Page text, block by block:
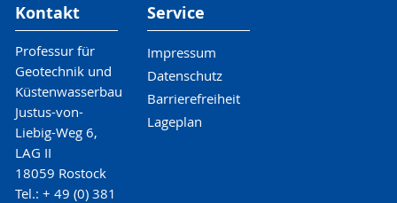
Kontakt
Professur für
Geotechnik und
Küstenwasserbau
Justus-von-
Liebig-Weg 6,
LAG II
18059 Rostock
Tel.: + 49 (0) 381
Service
Impressum
Datenschutz
Barrierefreiheit
Lageplan